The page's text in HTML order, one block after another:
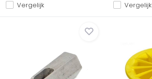
Vergelijk Vergelijk